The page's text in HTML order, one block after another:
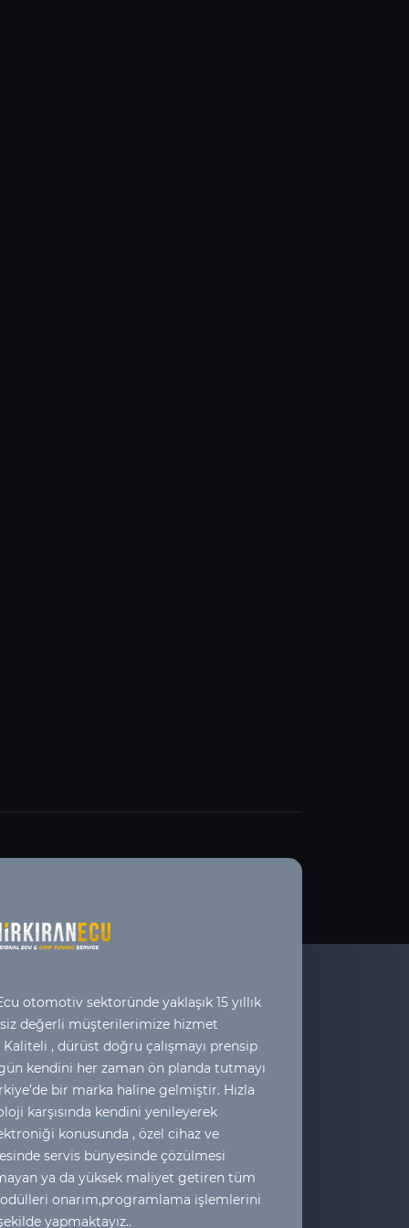
otomotiv sektoründe yaklaşık 15 yıllık
değerli müşterilerimize hizmet
, dürüst doğru çalışmayı prensip
kendini her zaman ön planda tutmayı
bir marka haline gelmiştir. Hızla
karşısında kendini yenileyerek
konusunda , özel cihaz ve
servis bünyesinde çözülmesi
ya da yüksek maliyet getiren tüm
onarım,programlama işlemlerini
yapmaktayız..